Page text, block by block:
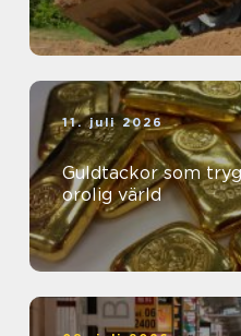
11. juli 2026
Guldtackor som
orolig värld